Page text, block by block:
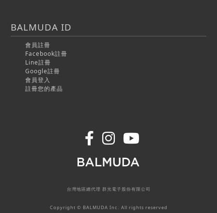
BALMUDA ID
會員註冊
Facebook註冊
Line註冊
Google註冊
會員登入
註冊您的產品
台灣地區總代理 群光電子股份有限公司
Copyright © BALMUDA Inc. All rights reserved